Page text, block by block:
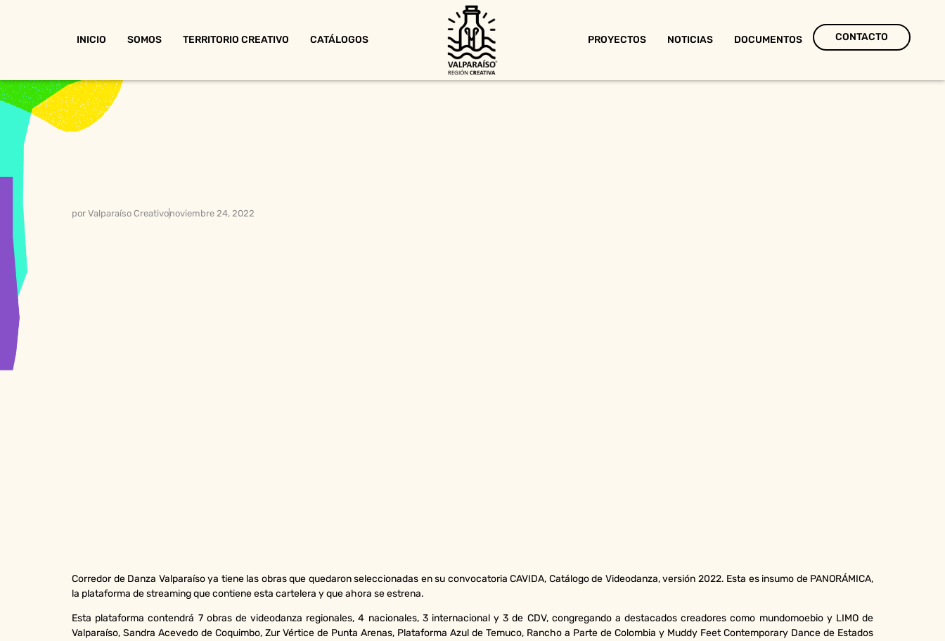
INICIO SOMOS TERRITORIO CREATIVO CATÁLOGOS PROYECTOS NOTICIAS DOCUMENTOS CONTACTO
por Valparaíso Creativonoviembre 24, 2022
Corredor de Danza Valparaíso ya tiene las obras que quedaron seleccionadas en su convocatoria CAVIDA, Catálogo de Videodanza, versión 2022. Esta es insumo de PANORÁMICA,
la plataforma de streaming que contiene esta cartelera y que ahora se estrena.
Esta plataforma contendrá 7 obras de videodanza regionales, 4 nacionales, 3 internacional y 3 de CDV, congregando a destacados creadores como mundomoebio y LIMO de
Valparaíso, Sandra Acevedo de Coquimbo, Zur Vértice de Punta Arenas, Plataforma Azul de Temuco, Rancho a Parte de Colombia y Muddy Feet Contemporary Dance de Estados